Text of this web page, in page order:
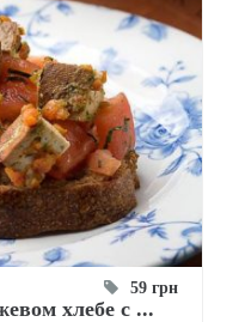
59 грн
хлебе с ...